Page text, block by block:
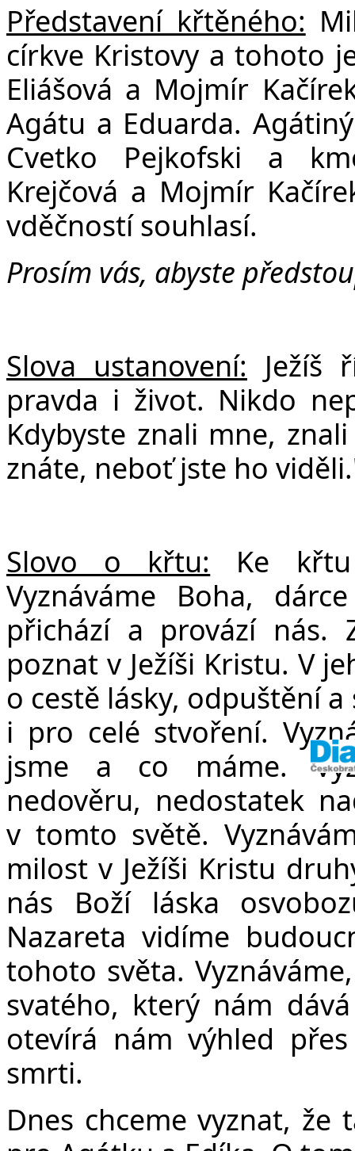
Představení křtěného:
církve Kristovy a tohoto
Eliášová a Mojmír
Agátu a Eduarda.
Cvetko Pejkofski a
Krejčová a Mojmír
vděčností souhlasí.
Prosím vás, abyste
Slova ustanovení: Ježíš
pravda i život. Nikdo
Kdybyste znali mne,
znáte, neboť jste ho
Slovo o křtu:
Ke
Vyznáváme Boha,
přichází a provází nás.
poznat v Ježíši Kristu. V
o cestě lásky, odpuštění
i pro celé stvoření.
jsme a co máme.
nedověru, nedostatek
v tomto světě.
milost v Ježíši Kristu
nás Boží láska
Nazareta vidíme
tohoto světa.
svatého, který nám
otevírá nám výhled
smrti.
Dnes chceme vyznat,